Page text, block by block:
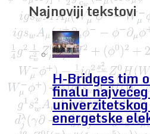
Najnoviji tekstovi
H-Bridges tim
finalu
energetske